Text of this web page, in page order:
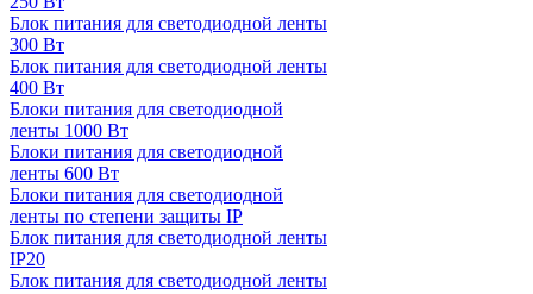
Блок питания для светодиодной ленты
300 Вт
Блок питания для светодиодной ленты
400 Вт
Блоки питания для светодиодной
ленты 1000 Вт
Блоки питания для светодиодной
ленты 600 Вт
Блоки питания для светодиодной
ленты по степени защиты IP
Блок питания для светодиодной ленты
IP20
Блок питания для светодиодной ленты